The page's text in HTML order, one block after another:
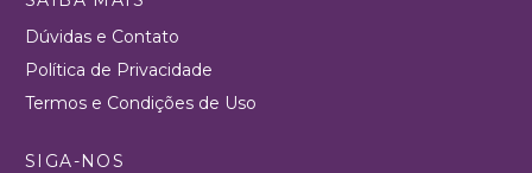
Dúvidas e Contato
Política de Privacidade
Termos e Condições de Uso
SIGA-NOS